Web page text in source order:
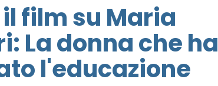
film su Maria
La donna che ha
l'educazione